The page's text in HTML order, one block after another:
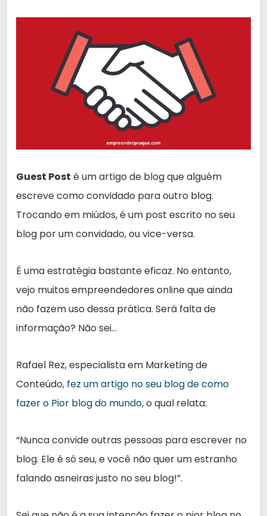
Guest Post é um artigo de blog que alguém
escreve como convidado para outro blog.
Trocando em miúdos, é um post escrito no seu
blog por um convidado, ou vice-versa.
É uma estratégia bastante eficaz. No entanto,
vejo muitos empreendedores online que ainda
não fazem uso dessa prática. Será falta de
informação? Não sei…
Rafael Rez, especialista em Marketing de
Conteúdo, fez um artigo no seu blog de como
fazer o Pior blog do mundo, o qual relata:
“Nunca convide outras pessoas para escrever no
blog. Ele é só seu, e você não quer um estranho
falando asneiras justo no seu blog!”.